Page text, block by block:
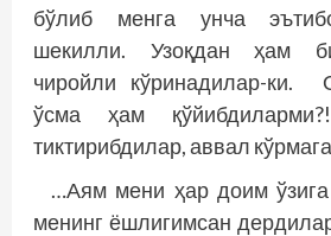
бўлиб менга унча
шекилли. Узоқдан ҳам
чиройли кўринадилар-ки.
ўсма ҳам
тиктирибдилар, аввал
…Аям мени ҳар доим
менинг ёшлигимсан